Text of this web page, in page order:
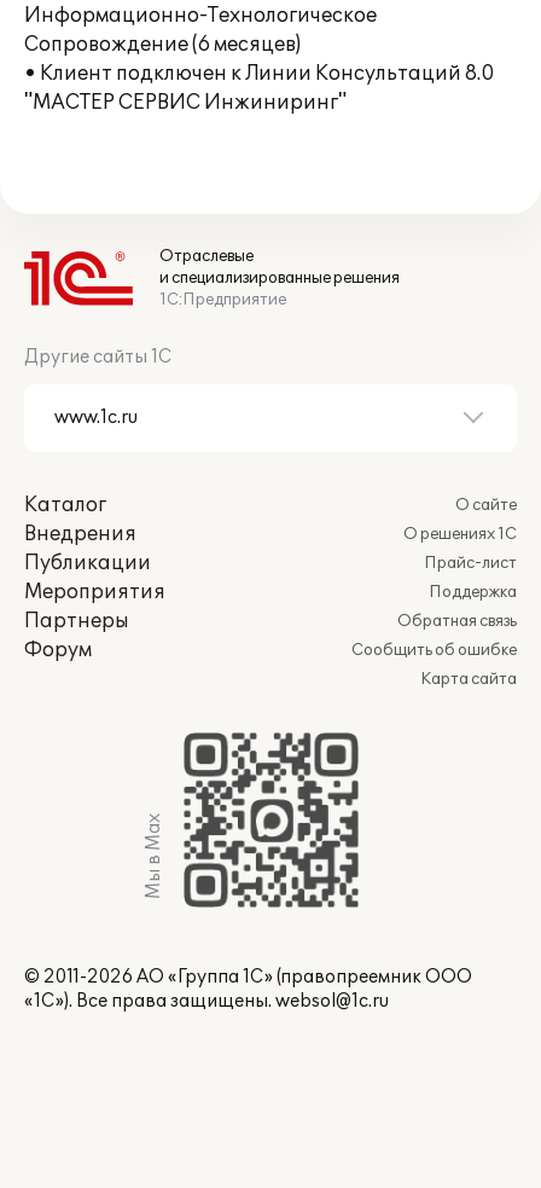
Информационно-Технологическое
Сопровождение (6 месяцев)
• Клиент подключен к Линии Консультаций 8.0
"МАСТЕР СЕРВИС Инжиниринг"
Отраслевые
и специализированные решения
1С:Предприятие
Другие сайты 1С
Каталог
Внедрения
Публикации
Мероприятия
Партнеры
Форум
О сайте
О решениях 1С
Прайс-лист
Поддержка
Обратная связь
Сообщить об ошибке
Карта сайта
Мы в Max
© 2011-2026 АО «Группа 1С» (правопреемник ООО
«1С»). Все права защищены. websol@1c.ru